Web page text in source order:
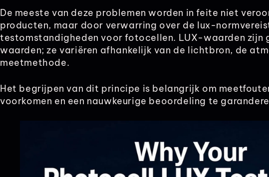
De meeste van deze problemen worden in feite niet
producten, maar door verwarring over de lux-
testomstandigheden voor fotocellen. LUX-waarden zijn
waarden; ze variëren afhankelijk van de lichtbron, de
meetmethode.
Het begrijpen van dit principe is belangrijk om
voorkomen en een nauwkeurige beoordeling te